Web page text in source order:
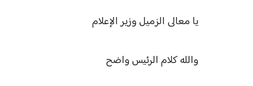
يا معالى الزميل وزير الإعلام
والله كلام الرئيس واضح